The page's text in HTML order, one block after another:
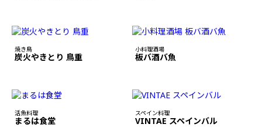
焼き鳥
炭火やきとり 鳥重
小料理酒場
板バ酒バ魚
活魚料理
まるは食堂
スペイン料理
VINTAE スペインバル